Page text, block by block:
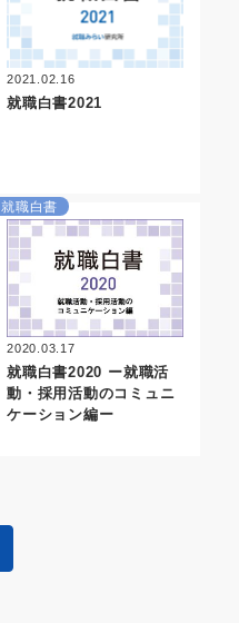
2021.02.16
就職白書2021
就職白書
2020.03.17
就職白書2020 ー就職活
動・採用活動のコミュニ
ケーション編ー